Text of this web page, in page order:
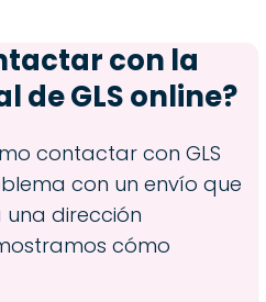
con la
de GLS online?
contactar con GLS
con un envío que
dirección
cómo